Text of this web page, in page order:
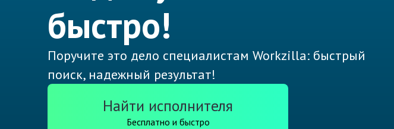
быстро!
Поручите это дело специалистам Workzilla: быстрый
поиск, надежный результат!
Найти исполнителя
Бесплатно и быстро